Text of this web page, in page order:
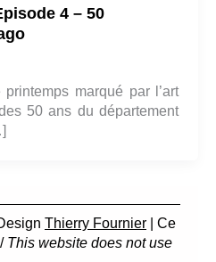
4 – 50
marqué par l’art
50 ans du département
Thierry Fournier | Ce
This website does not use